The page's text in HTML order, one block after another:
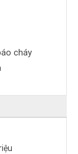
cháy